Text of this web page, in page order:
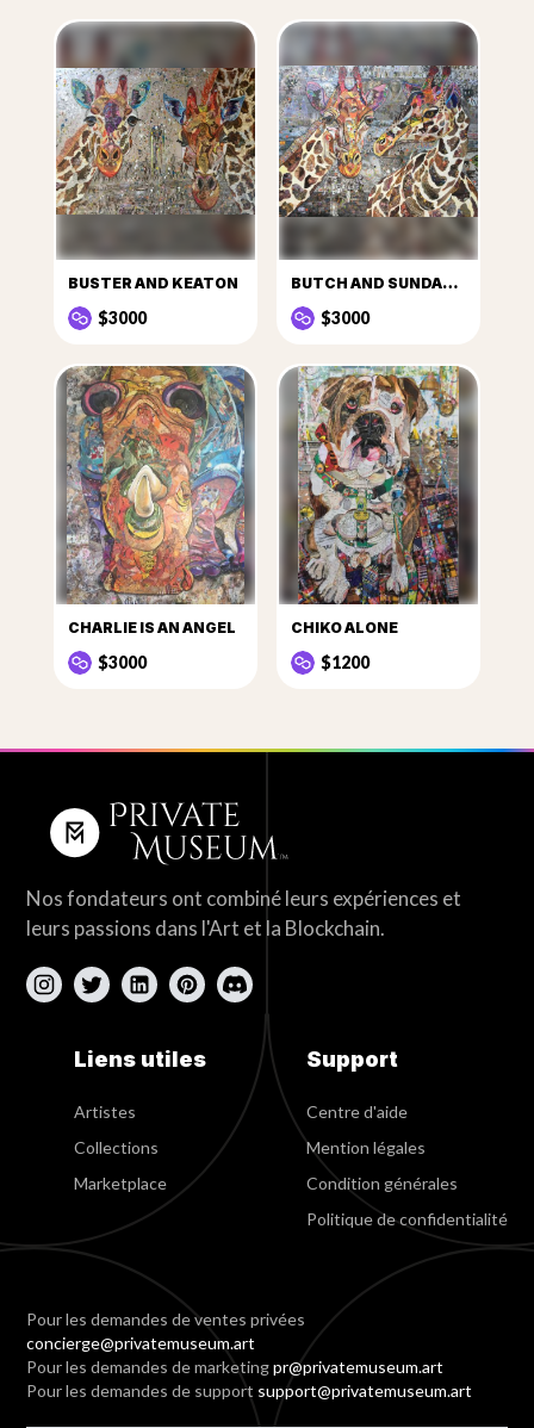
BUSTER AND KEATON
$3000
BUTCH AND SUNDANCE
$3000
CHARLIE IS AN ANGEL
$3000
CHIKO ALONE
$1200
Nos fondateurs ont combiné leurs expériences et
leurs passions dans l'Art et la Blockchain.
Liens utiles
Artistes
Collections
Marketplace
Support
Centre d'aide
Mention légales
Condition générales
Politique de confidentialité
Pour les demandes de ventes privées
concierge@privatemuseum.art
Pour les demandes de marketingpr@privatemuseum.art
Pour les demandes de support support@privatemuseum.art